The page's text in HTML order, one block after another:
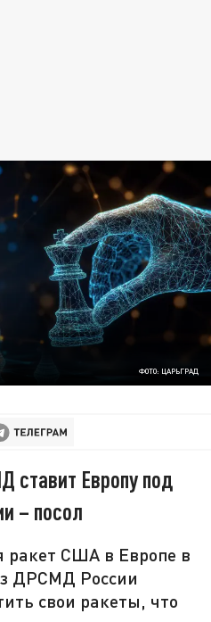
ФОТО: ЦАРЬГРАД
Европу под
– посол
ракет США в Европе в
ДРСМД России
свои ракеты, что